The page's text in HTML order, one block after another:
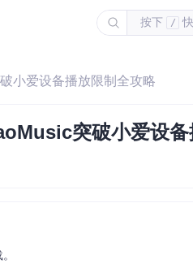
按下 /
小爱设备播放限制全攻略
突破小爱设